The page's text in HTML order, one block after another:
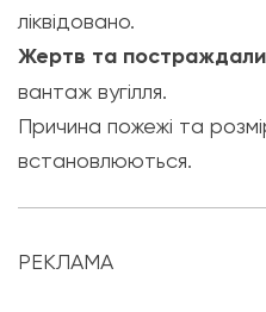
ліквідовано.
Жертв та
вантаж вугілля.
Причина пожежі та
встановлюються.
РЕКЛАМА